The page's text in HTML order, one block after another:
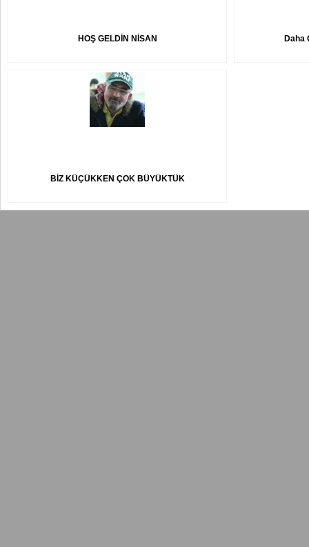
HOŞ GELDİN NİSAN Daha
BİZ KÜÇÜKKEN ÇOK BÜYÜKTÜK